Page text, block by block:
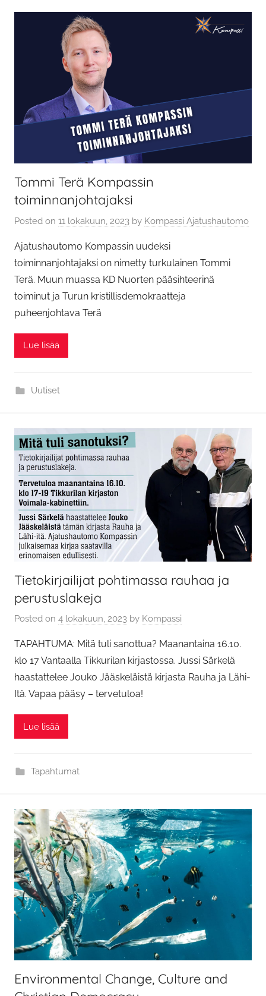
Tommi Terä Kompassin
toiminnanjohtajaksi
Posted on 11 lokakuun, 2023 by Kompassi Ajatushautomo
Ajatushautomo Kompassin uudeksi
toiminnanjohtajaksi on nimetty turkulainen Tommi
Terä. Muun muassa KD Nuorten pääsihteerinä
toiminut ja Turun kristillisdemokraatteja
puheenjohtava Terä
Lue lisää
Uutiset
Tietokirjailijat pohtimassa rauhaa ja
perustuslakeja
Posted on 4 lokakuun, 2023 by Kompassi
TAPAHTUMA: Mitä tuli sanottua? Maanantaina 16.10.
klo 17 Vantaalla Tikkurilan kirjastossa. Jussi Särkelä
haastattelee Jouko Jääskeläistä kirjasta Rauha ja Lähi-
Itä. Vapaa pääsy – tervetuloa!
Lue lisää
Tapahtumat
Environmental Change, Culture and